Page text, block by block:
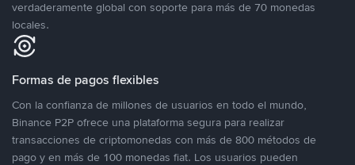
verdaderamente global con soporte para más de 70 monedas
locales.
Formas de pagos flexibles
Con la confianza de millones de usuarios en todo el mundo,
Binance P2P ofrece una plataforma segura para realizar
transacciones de criptomonedas con más de 800 métodos de
pago y en más de 100 monedas fiat. Los usuarios pueden